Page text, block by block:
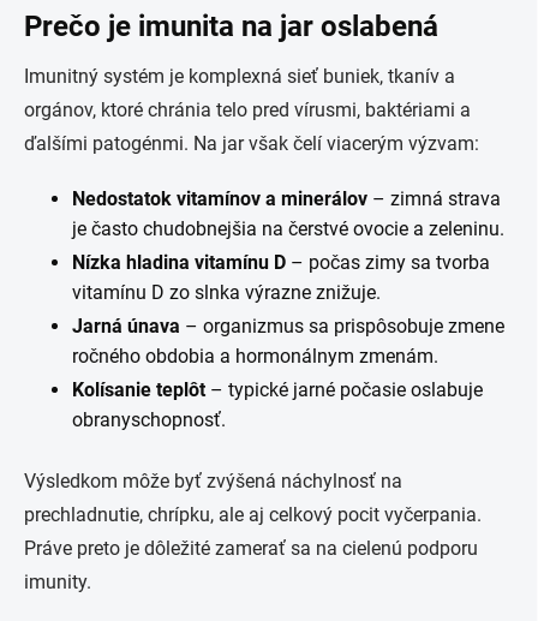
Prečo je imunita na jar oslabená
Imunitný systém je komplexná sieť buniek, tkanív a
orgánov, ktoré chránia telo pred vírusmi, baktériami a
ďalšími patogénmi. Na jar však čelí viacerým výzvam:
Nedostatok vitamínov a minerálov – zimná strava
je často chudobnejšia na čerstvé ovocie a zeleninu.
Nízka hladina vitamínu D – počas zimy sa tvorba
vitamínu D zo slnka výrazne znižuje.
Jarná únava – organizmus sa prispôsobuje zmene
ročného obdobia a hormonálnym zmenám.
Kolísanie teplôt– typické jarné počasie oslabuje
obranyschopnosť.
Výsledkom môže byť zvýšená náchylnosť na
prechladnutie, chrípku, ale aj celkový pocit vyčerpania.
Práve preto je dôležité zamerať sa na cielenú podporu
imunity.